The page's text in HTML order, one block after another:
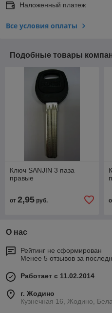
Наложенный платеж
Все условия оплаты
Подобные товары
Ключ SANJIN 3 паза
правые
от 2,95 руб.
О нас
Рейтинг не сформирован
Менее 5 отзывов за
Работает с 11.02.2014
г. Жодино
Кузнечная 16, Жодино,